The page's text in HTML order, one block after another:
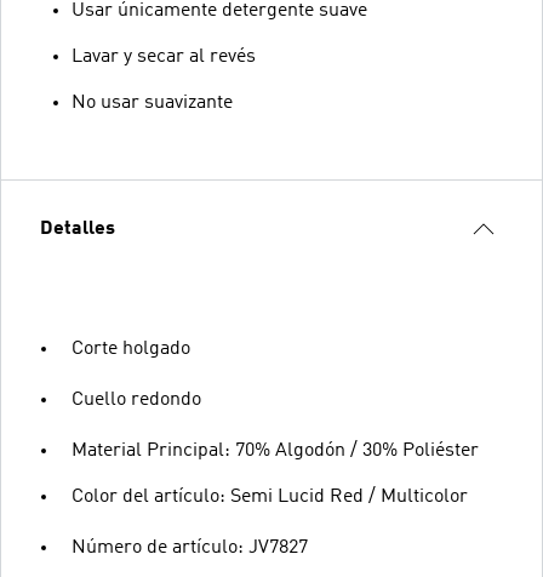
Usar únicamente detergente suave
Lavar y secar al revés
No usar suavizante
Detalles
Corte holgado
Cuello redondo
Material Principal: 70% Algodón / 30% Poliéster
Color del artículo: Semi Lucid Red / Multicolor
Número de artículo: JV7827